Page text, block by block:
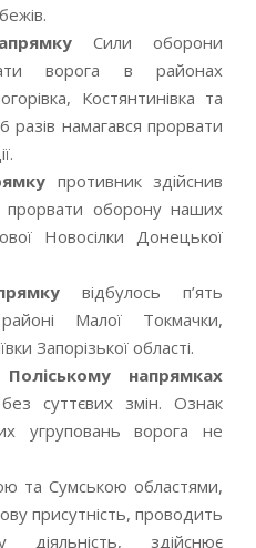
Сили оборони
ворога в районах
Костянтинівка та
разів намагався прорвати
противник здійснив
прорвати оборону наших
Новосілки Донецької
відбулось п’ять
Малої Токмачки,
Запорізької області.
напрямках
суттєвих змін. Ознак
угруповань ворога не
та Сумською областями,
присутність, проводить
діяльність, здійснює